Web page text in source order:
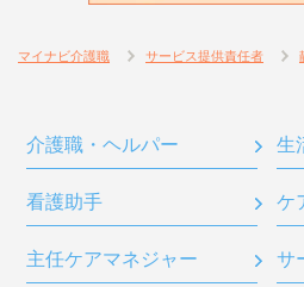
マイナビ介護職 サービス提供責任者
介護職・ヘルパー 生
看護助手 ケ
主任ケアマネジャー サ